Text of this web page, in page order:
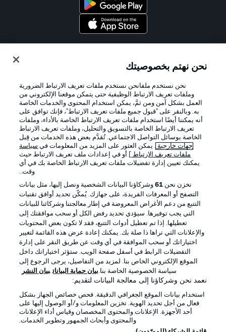
الإعلانات الإخطارات القانونية
شروط الاستخدام الوظائف
جهة النشر تواصل معنا
اللاعبون
نحن نهتم بخصوصيتك
نحن نستخدم ملفانحن نستخدم ملفات تعريف الارتباط الضرورية
وملفات تعريف الارتباط الوظيفية حتى يتمكن موقعنا الإلكتروني من
العمل بشكل آمن ومن ثمَّ، يمكن استخدام المحتوى والخدمات الخاصة
به. وبالنقر على "قبول جميع ملفات تعريف الارتباط"، فإنك توافق على
أنه يمكننا أيضًا استخدام ملفات تعريف الارتباط الخاصة بالأداء، وملفات
تعريف الارتباط الخاصة بالتسويق والتحليل، وملفات تعريف الارتباط
الخاصة بوسائل التواصل الاجتماعي. تُقدَّم بعض هذه الخدمات من قِبل
جهات خارجية . يمكن العثور على المزيد من المعلومات في سياسة
ملفات تعريف الارتباط
] أو في إعدادات ملف تعريف الارتباط حيث
يمكنك تعيين إدارة تفضيلات ملفات تعريف الارتباط الخاصة بك في أي
وقت..
نخزن نحن 61وشركاؤنا البيانات الشخصية ونصل إليها، مثل بيانات
التصفح أو المعرفات الفريدة، على جهازك. يُمكّن تحديد أوافق تقنيات
التتبع من دعم الأغراض المعروضة في إطار معالجتنا وشركائنا للبيانات
التي يجب توفيرها. سيؤدي تحديد رفض الكل أو سحب موافقتك إلى
تعطيلها. إذا تم تعطيل أدوات التتبع، فقد لا تكون بعض المحتويات
والإعلانات التي تراها ذا صلة بك. يمكنك إعادة عرض هذه القائمة لتغيير
اختياراتك أو سحب الموافقة في أي وقت عن طريق النقر على إدارة
التفضيلات الرابط في أسفل صفحة الويب. ستؤثر اختياراتك داخل
الموقع الإلكتروني الخاص بنا. لمزيد من التفاصيل، يرجى الرجوع إلى
سياسة الخصوصية الخاصة بنا.بيان حماية البيانات بيان النشر
نعمد نحن وشركاؤنا إلى معالجة البيانات لتقديم:
استخدام بيانات الموقع الجغرافي الدقيقة. فحص خصائص الجهاز بشكل
فعال من أجل تحديد الهوية. تخزين المعلومات و/أو الوصول إليها على
أحد الأجهزة. الإعلانات والمحتوى المخصصان وقياس أداء الإعلانات
والمحتوى وأبحاث الجمهور وتطوير الخدمات.